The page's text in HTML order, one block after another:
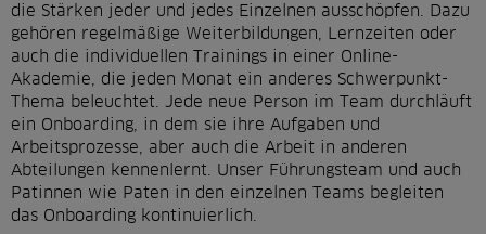
die Stärken jeder und jedes Einzelnen ausschöpfen. Dazu
gehören regelmäßige Weiterbildungen, Lernzeiten oder
auch die individuellen Trainings in einer Online-
Akademie, die jeden Monat ein anderes Schwerpunkt-
Thema beleuchtet. Jede neue Person im Team durchläuft
ein Onboarding, in dem sie ihre Aufgaben und
Arbeitsprozesse, aber auch die Arbeit in anderen
Abteilungen kennenlernt. Unser Führungsteam und auch
Patinnen wie Paten in den einzelnen Teams begleiten
das Onboarding kontinuierlich.